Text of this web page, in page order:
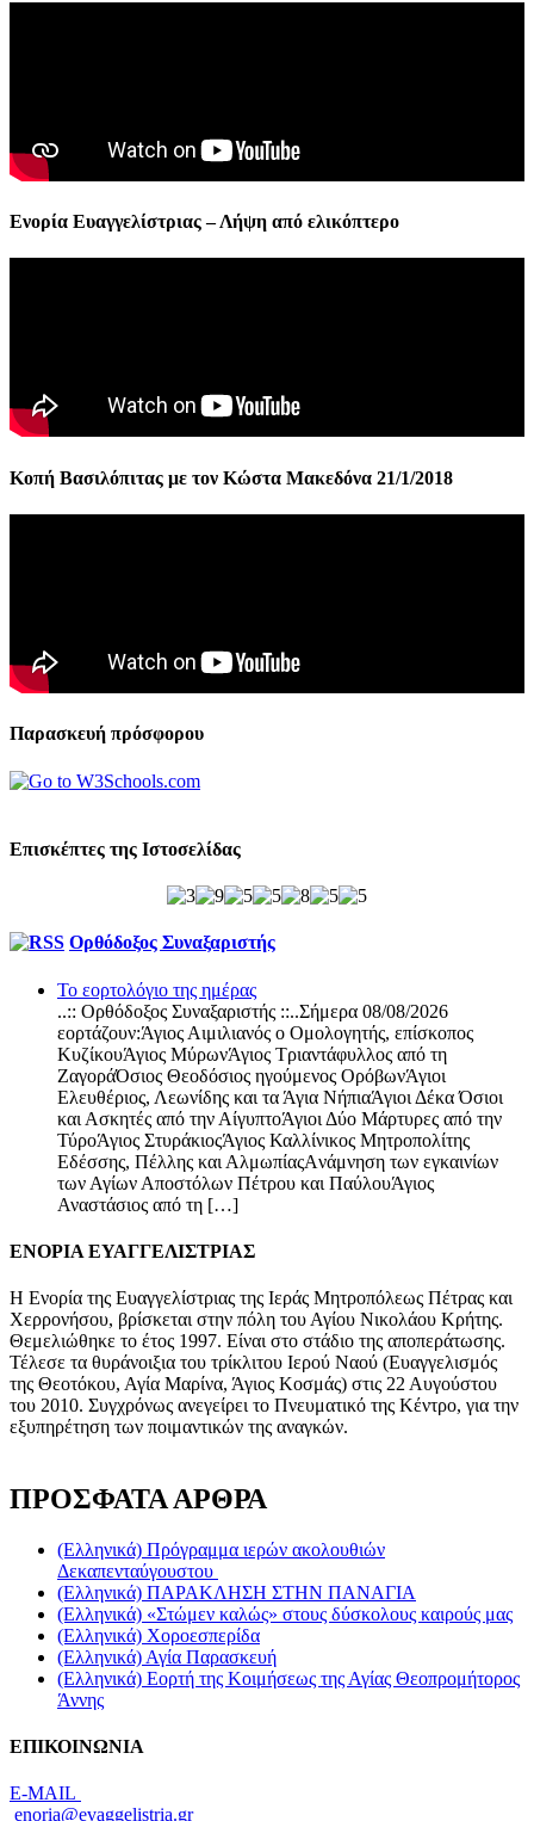
Ενορία Ευαγγελίστριας – Λήψη από ελικόπτερο
Κοπή Βασιλόπιτας με τον Κώστα Μακεδόνα 21/1/2018
Παρασκευή πρόσφορου
Επισκέπτες της Ιστοσελίδας
Ορθόδοξος Συναξαριστής
Το εορτολόγιο της ημέρας
..:: Ορθόδοξος Συναξαριστής ::..Σήμερα 08/08/2026
εορτάζουν:Άγιος Αιμιλιανός ο Ομολογητής, επίσκοπος
ΚυζίκουΆγιος ΜύρωνΆγιος Τριαντάφυλλος από τη
ΖαγοράΌσιος Θεοδόσιος ηγούμενος ΟρόβωνΆγιοι
Ελευθέριος, Λεωνίδης και τα Άγια ΝήπιαΆγιοι Δέκα Όσιοι
και Ασκητές από την ΑίγυπτοΆγιοι Δύο Μάρτυρες από την
ΤύροΆγιος ΣτυράκιοςΆγιος Καλλίνικος Μητροπολίτης
Εδέσσης, Πέλλης και ΑλμωπίαςAνάμνηση των εγκαινίων
των Αγίων Αποστόλων Πέτρου και ΠαύλουΆγιος
Αναστάσιος από τη […]
ΕΝΟΡΙΑ ΕΥΑΓΓΕΛΙΣΤΡΙΑΣ
Η Ενορία της Ευαγγελίστριας της Ιεράς Μητροπόλεως Πέτρας και
Χερρονήσου, βρίσκεται στην πόλη του Αγίου Νικολάου Κρήτης.
Θεμελιώθηκε το έτος 1997. Είναι στο στάδιο της αποπεράτωσης.
Τέλεσε τα θυράνοιξια του τρίκλιτου Ιερού Ναού (Ευαγγελισμός
της Θεοτόκου, Αγία Μαρίνα, Άγιος Κοσμάς) στις 22 Αυγούστου
του 2010. Συγχρόνως ανεγείρει το Πνευματικό της Κέντρο, για την
εξυπηρέτηση των ποιμαντικών της αναγκών.
ΠΡΟΣΦΑΤΑ ΑΡΘΡΑ
(Ελληνικά) Πρόγραμμα ιερών ακολουθιών
Δεκαπενταύγουστου
(Ελληνικά) ΠΑΡΑΚΛΗΣΗ ΣΤΗΝ ΠΑΝΑΓΙΑ
(Ελληνικά) «Στώμεν καλώς» στους δύσκολους καιρούς μας
(Ελληνικά) Xοροεσπερίδα
(Ελληνικά) Αγία Παρασκευή
(Ελληνικά) Eορτή της Κοιμήσεως της Αγίας Θεοπρομήτορος
Άννης
ΕΠΙΚΟΙΝΩΝΙΑ
Ε-MAIL
enoria@evaggelistria.gr